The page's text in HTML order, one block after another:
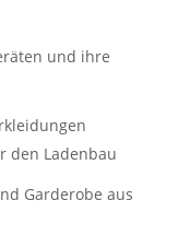
und ihre
den Ladenbau
Garderobe aus